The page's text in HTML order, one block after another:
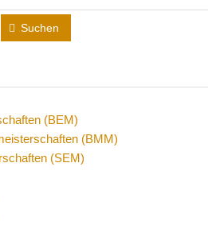
Suchen
(BEM)
(BMM)
(SEM)